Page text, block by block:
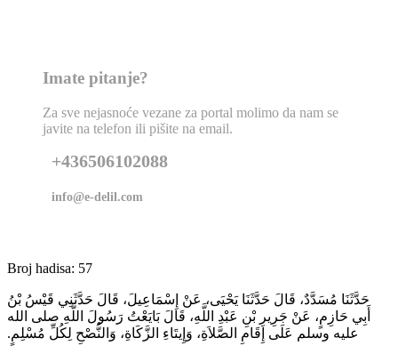
Imate pitanje?
Za sve nejasnoće vezane za portal molimo da nam se
javite na telefon ili pišite na email.
+436506102088
info@e-delil.com
Broj hadisa: 57
حَدَّثَنَا مُسَدَّدٌ، قَالَ حَدَّثَنَا يَحْيَى، عَنْ إِسْمَاعِيلَ، قَالَ حَدَّثَنِي قَيْسُ بْنُ
أَبِي حَازِمٍ، عَنْ جَرِيرِ بْنِ عَبْدِ اللَّهِ، قَالَ بَايَعْتُ رَسُولَ اللَّهِ صلى الله
عليه وسلم عَلَى إِقَامِ الصَّلاَةِ، وَإِيتَاءِ الزَّكَاةِ، وَالنُّصْحِ لِكُلِّ مُسْلِمٍ‏.‏